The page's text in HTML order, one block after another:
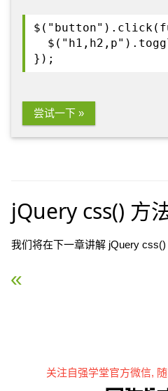
});
尝试一下 »
jQuery css() 方
我们将在下一章讲解 jQuery css()
« jQuery 删除元素
关注自强学堂官方微信,